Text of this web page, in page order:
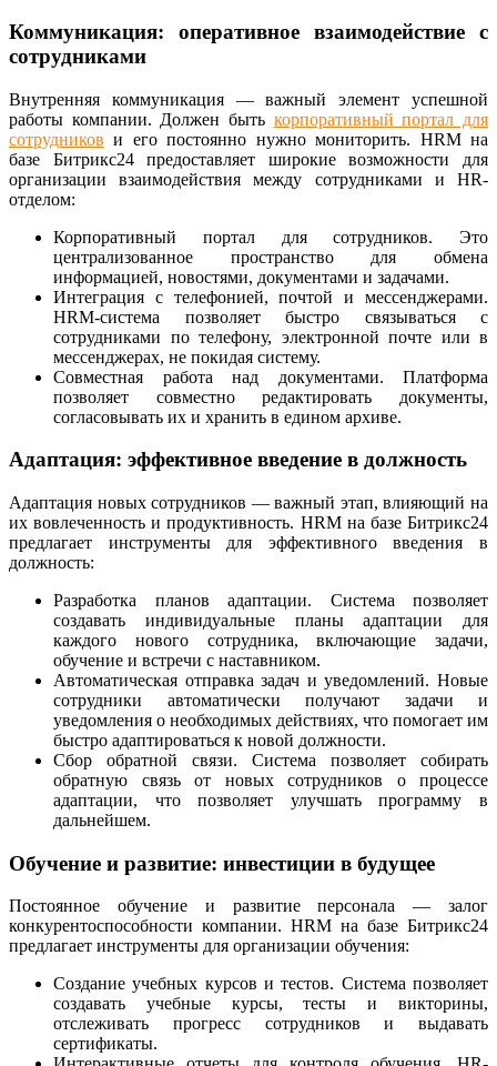
Коммуникация: оперативное взаимодействие с
сотрудниками
Внутренняя коммуникация — важный элемент успешной
работы компании. Должен быть корпоративный портал для
сотрудников и его постоянно нужно мониторить. HRM на
базе Битрикс24 предоставляет широкие возможности для
организации взаимодействия между сотрудниками и HR-
отделом:
Корпоративный портал для сотрудников. Это
централизованное пространство для обмена
информацией, новостями, документами и задачами.
Интеграция с телефонией, почтой и мессенджерами.
HRM-система позволяет быстро связываться с
сотрудниками по телефону, электронной почте или в
мессенджерах, не покидая систему.
Совместная работа над документами. Платформа
позволяет совместно редактировать документы,
согласовывать их и хранить в едином архиве.
Адаптация: эффективное введение в должность
Адаптация новых сотрудников — важный этап, влияющий на
их вовлеченность и продуктивность. HRM на базе Битрикс24
предлагает инструменты для эффективного введения в
должность:
Разработка планов адаптации. Система позволяет
создавать индивидуальные планы адаптации для
каждого нового сотрудника, включающие задачи,
обучение и встречи с наставником.
Автоматическая отправка задач и уведомлений. Новые
сотрудники автоматически получают задачи и
уведомления о необходимых действиях, что помогает им
быстро адаптироваться к новой должности.
Сбор обратной связи. Система позволяет собирать
обратную связь от новых сотрудников о процессе
адаптации, что позволяет улучшать программу в
дальнейшем.
Обучение и развитие: инвестиции в будущее
Постоянное обучение и развитие персонала — залог
конкурентоспособности компании. HRM на базе Битрикс24
предлагает инструменты для организации обучения:
Создание учебных курсов и тестов. Система позволяет
создавать учебные курсы, тесты и викторины,
отслеживать прогресс сотрудников и выдавать
сертификаты.